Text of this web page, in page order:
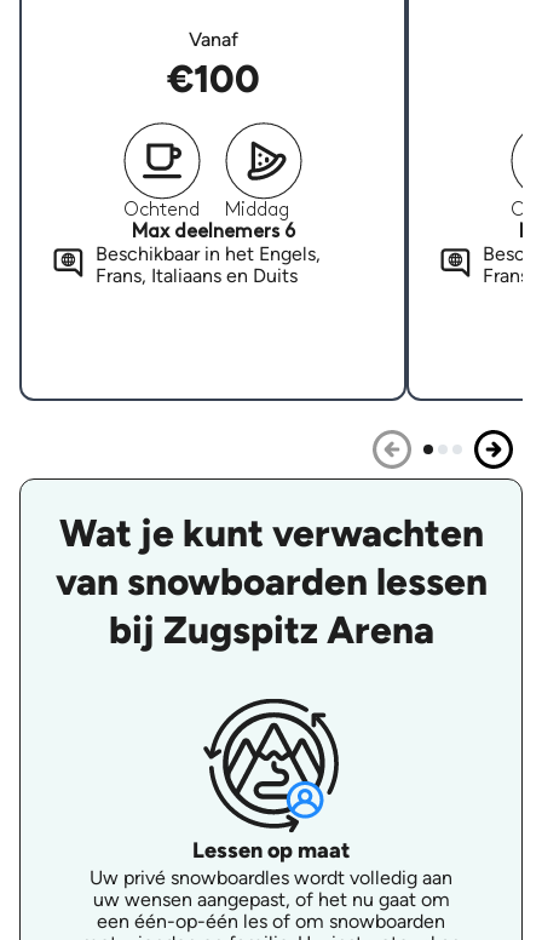
Vanaf
€100
Ochtend
Middag
Max deelnemers 6
Beschikbaar in het Engels,
Frans, Italiaans en Duits
Frans,
Wat je kunt verwachten
van snowboarden lessen
bij Zugspitz Arena
Lessen op maat
Uw privé snowboardles wordt volledig aan
uw wensen aangepast, of het nu gaat om
een één-op-één les of om snowboarden